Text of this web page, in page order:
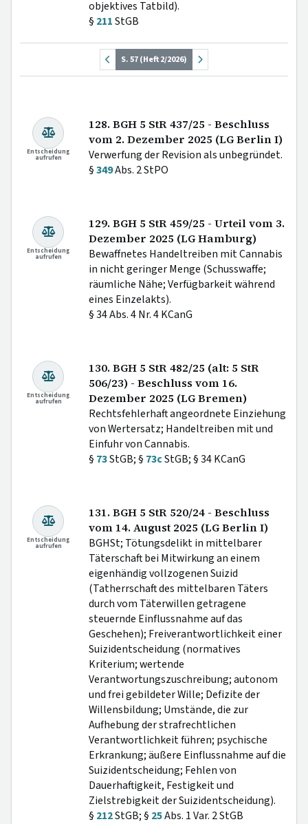
objektives Tatbild).
§ 211StGB
S. 57 (Heft 2/2026)
Entscheidung
aufrufen
128. BGH 5 StR 437/25 - Beschluss
vom 2. Dezember 2025 (LG Berlin I)
Verwerfung der Revision als unbegründet.
§349Abs. 2 StPO
Entscheidung
aufrufen
129. BGH 5 StR 459/25 - Urteil vom 3.
Dezember 2025 (LG Hamburg)
Bewaffnetes Handeltreiben mit Cannabis
in nicht geringer Menge (Schusswaffe;
räumliche Nähe; Verfügbarkeit während
eines Einzelakts).
§ 34 Abs. 4 Nr. 4 KCanG
Entscheidung
aufrufen
130. BGH 5 StR 482/25 (alt: 5 StR
506/23) - Beschluss vom 16.
Dezember 2025 (LG Bremen)
Rechtsfehlerhaft angeordnete Einziehung
von Wertersatz; Handeltreiben mit und
Einfuhr von Cannabis.
§ 73StGB; § 73cStGB; § 34 KCanG
Entscheidung
aufrufen
131. BGH 5 StR 520/24 - Beschluss
vom 14. August 2025 (LG Berlin I)
BGHSt; Tötungsdelikt in mittelbarer
Täterschaft bei Mitwirkung an einem
eigenhändig vollzogenen Suizid
(Tatherrschaft des mittelbaren Täters
durch vom Täterwillen getragene
steuernde Einflussnahme auf das
Geschehen); Freiverantwortlichkeit einer
Suizidentscheidung (normatives
Kriterium; wertende
Verantwortungszuschreibung; autonom
und frei gebildeter Wille; Defizite der
Willensbildung; Umstände, die zur
Aufhebung der strafrechtlichen
Verantwortlichkeit führen; psychische
Erkrankung; äußere Einflussnahme auf die
Suizidentscheidung; Fehlen von
Dauerhaftigkeit, Festigkeit und
Zielstrebigkeit der Suizidentscheidung).
§ 212StGB; § 25Abs. 1 Var. 2 StGB